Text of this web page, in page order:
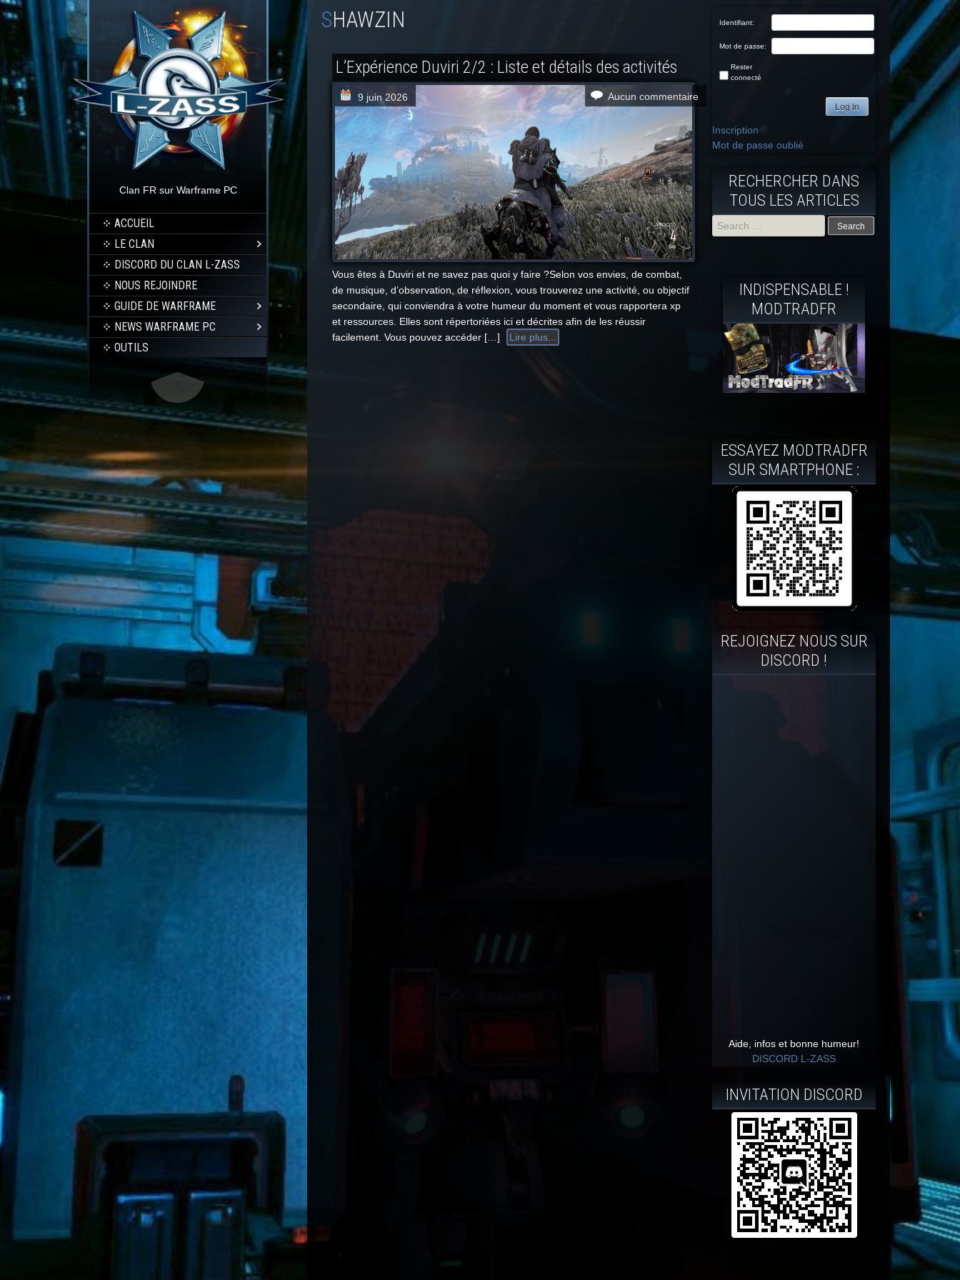
Clan FR sur Warframe PC
ACCUEIL
LE CLAN
DISCORD DU CLAN L-ZASS
NOUS REJOINDRE
GUIDE DE WARFRAME
NEWS WARFRAME PC
OUTILS
SHAWZIN
L’Expérience Duviri 2/2 : Liste et détails des activités
9 juin 2026 Aucun commentaire
Vous êtes à Duviri et ne savez pas quoi y faire ?Selon vos envies, de combat,
de musique, d’observation, de réflexion, vous trouverez une activité, ou objectif
secondaire, qui conviendra à votre humeur du moment et vous rapportera xp
et ressources. Elles sont répertoriées ici et décrites afin de les réussir
facilement. Vous pouvez accéder […]
Lire plus...
Identifiant:
Mot de passe:
Rester
connecté
Log In
Inscription
Mot de passe oublié
RECHERCHER DANS
TOUS LES ARTICLES
INDISPENSABLE !
MODTRADFR
ESSAYEZ MODTRADFR
SUR SMARTPHONE :
REJOIGNEZ NOUS SUR
DISCORD !
Aide, infos et bonne humeur!
DISCORD L-ZASS
INVITATION DISCORD